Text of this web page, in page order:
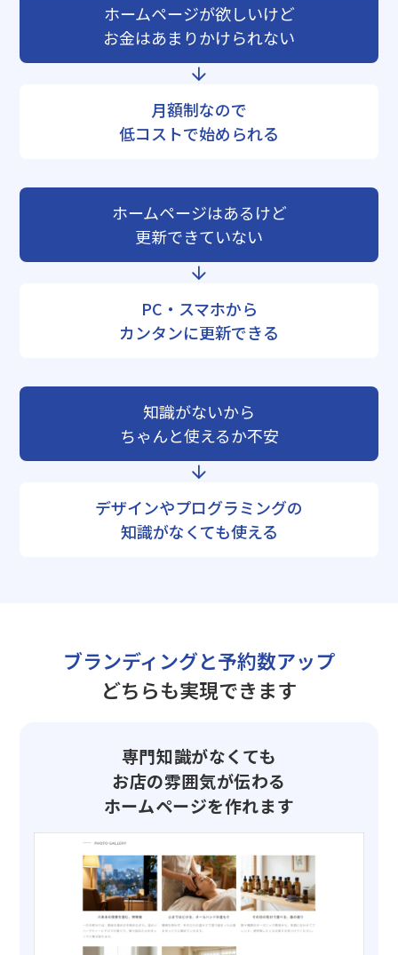
ホームページが欲しいけど
お金はあまりかけられない
月額制なので
低コストで始められる
ホームページはあるけど
更新できていない
PC・スマホから
カンタンに更新できる
知識がないから
ちゃんと使えるか不安
デザインやプログラミングの
知識がなくても使える
ブランディングと予約数アップ
どちらも実現できます
専門知識がなくても
お店の雰囲気が伝わる
ホームページを作れます